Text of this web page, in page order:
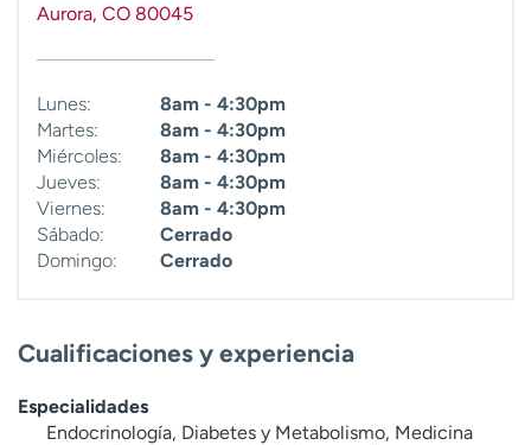
Aurora, CO 80045
Lunes:
8am - 4:30pm
Martes:
8am - 4:30pm
Miércoles:
8am - 4:30pm
Jueves:
8am - 4:30pm
Viernes:
8am - 4:30pm
Sábado:
Cerrado
Domingo:
Cerrado
Cualificaciones y experiencia
Especialidades
Endocrinología, Diabetes y Metabolismo, Medicina